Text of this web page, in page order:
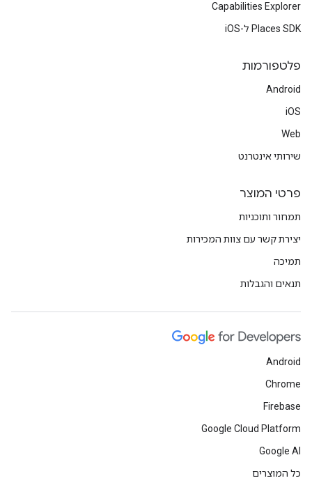
Capabilities Explorer
Places SDK ל-iOS
פלטפורמות
Android
iOS
Web
שירותי אינטרנט
פרטי המוצר
תמחור ותוכניות
יצירת קשר עם צוות המכירות
תמיכה
תנאים והגבלות
Android
Chrome
Firebase
Google Cloud Platform
Google AI
כל המוצרים